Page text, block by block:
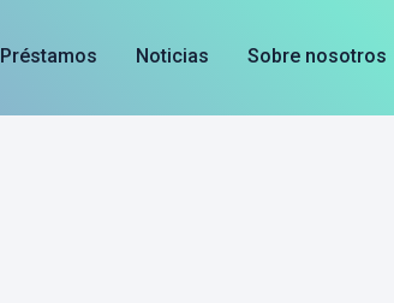
Préstamos Noticias Sobre nosotros